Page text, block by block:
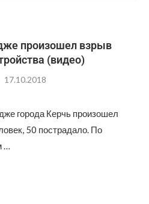
произошел взрыв
(видео)
17.10.2018
города Керчь произошел
50 пострадало. По
…